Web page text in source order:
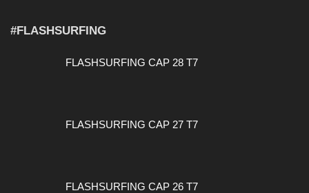
#FLASHSURFING
FLASHSURFING CAP 28 T7
FLASHSURFING CAP 27 T7
FLASHSURFING CAP 26 T7